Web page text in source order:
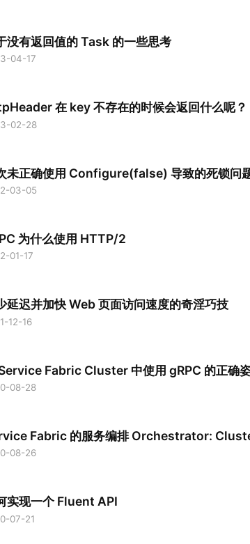
没有返回值的 Task 的一些思考
04-17
在 key 不存在的时候会返回什么呢？
02-28
未正确使用 Configure(false) 导致的死锁问
03-05
为什么使用 HTTP/2
01-17
延迟并加快 Web 页面访问速度的奇淫巧技
12-16
Fabric Cluster 中使用 gRPC 的正确
08-28
Fabric 的服务编排 Orchestrator:
08-26
实现一个 Fluent API
07-21